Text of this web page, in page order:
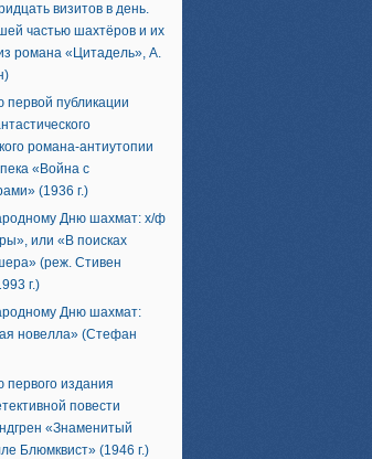
визитов в день.
частью шахтёров и их
романа «Цитадель», А.
первой публикации
романа-антиутопии
«Война с
(1936 г.)
Дню шахмат: х/ф
или «В поисках
(реж. Стивен
г.)
Дню шахмат:
новелла» (Стефан
первого издания
повести
«Знаменитый
Блюмквист» (1946 г.)